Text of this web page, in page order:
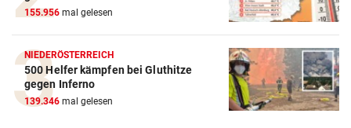
155.956 mal gelesen
NIEDERÖSTERREICH
500 Helfer kämpfen bei Gluthitze
gegen Inferno
139.346 mal gelesen